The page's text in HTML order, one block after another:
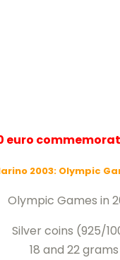
euro
2003: Olympic
Olympic Games in
Silver coins (925/
18 and 22 grams